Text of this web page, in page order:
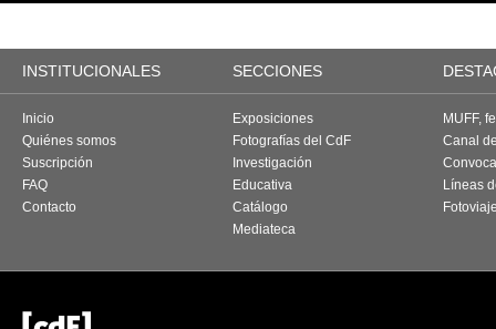
INSTITUCIONALES SECCIONES
Inicio
Quiénes somos
Suscripción
FAQ
Contacto
Exposiciones
Fotografías del CdF
Investigación
Educativa
Catálogo
Mediateca
MUFF,
Canal
Líneas